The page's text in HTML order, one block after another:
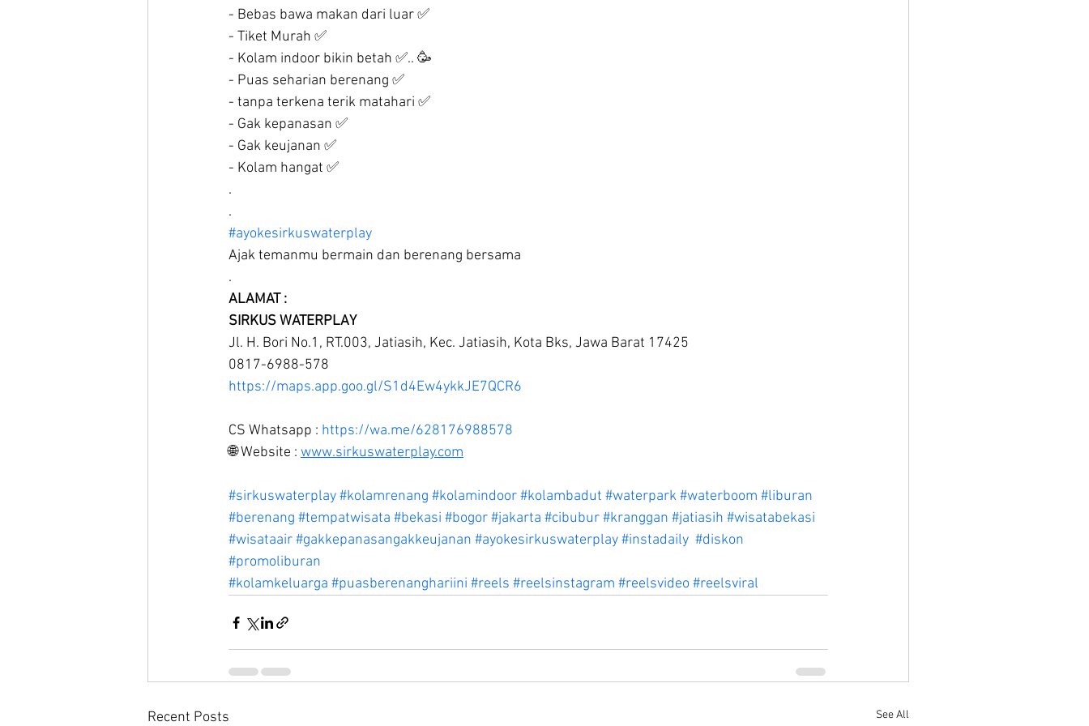
- Bebas bawa makan dari luar ✅
- Tiket Murah ✅
- Kolam indoor bikin betah ✅.. 🥳
- Puas seharian berenang ✅
- tanpa terkena terik matahari ✅
- Gak kepanasan ✅
- Gak keujanan ✅
- Kolam hangat ✅
.
.
#ayokesirkuswaterplay
Ajak temanmu bermain dan berenang bersama
.
ALAMAT :
SIRKUS WATERPLAY
Jl. H. Bori No.1, RT.003, Jatiasih, Kec. Jatiasih, Kota Bks, Jawa Barat 17425
0817-6988-578
https://maps.app.goo.gl/S1d4Ew4ykkJE7QCR6
CS Whatsapp : https://wa.me/628176988578
🌐 Website : www.sirkuswaterplay.com
#sirkuswaterplay#kolamrenang #kolamindoor#kolambadut #waterpark#waterboom #liburan
#berenang #tempatwisata #bekasi #bogor#jakarta #cibubur#kranggan #jatiasih #wisatabekasi
#wisataair#gakkepanasangakkeujanan #ayokesirkuswaterplay#instadaily #diskon
#promoliburan
#kolamkeluarga #puasberenanghariini #reels #reelsinstagram #reelsvideo #reelsviral
Recent Posts See All